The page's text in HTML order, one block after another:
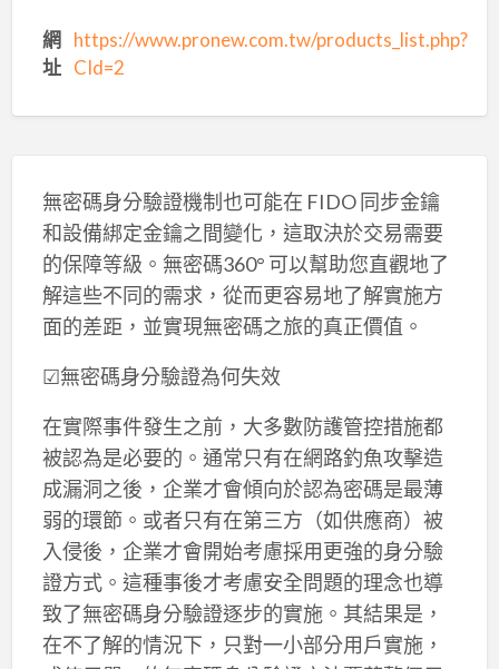
網
址
https://www.pronew.com.tw/products_list.php?
CId=2
無密碼身分驗證機制也可能在 FIDO 同步金鑰
和設備綁定金鑰之間變化，這取決於交易需要
的保障等級。無密碼360° 可以幫助您直觀地了
解這些不同的需求，從而更容易地了解實施方
面的差距，並實現無密碼之旅的真正價值。
☑無密碼身分驗證為何失效
在實際事件發生之前，大多數防護管控措施都
被認為是必要的。通常只有在網路釣魚攻擊造
成漏洞之後，企業才會傾向於認為密碼是最薄
弱的環節。或者只有在第三方（如供應商）被
入侵後，企業才會開始考慮採用更強的身分驗
證方式。這種事後才考慮安全問題的理念也導
致了無密碼身分驗證逐步的實施。其結果是，
在不了解的情況下，只對一小部分用戶實施，